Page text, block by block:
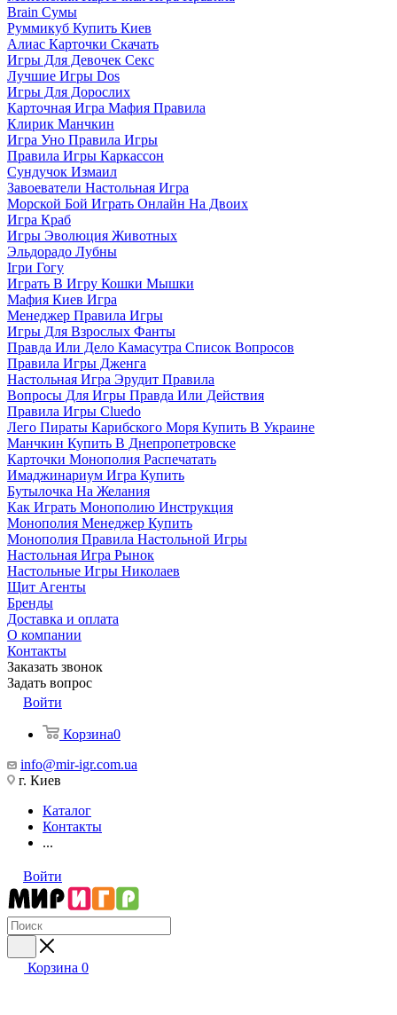
Brain Сумы
Руммикуб Купить Киев
Алиас Карточки Скачать
Игры Для Девочек Секс
Лучшие Игры Dos
Игры Для Дорослих
Карточная Игра Мафия Правила
Клирик Манчкин
Игра Уно Правила Игры
Правила Игры Каркассон
Сундучок Измаил
Завоеватели Настольная Игра
Морской Бой Играть Онлайн На Двоих
Игра Краб
Игры Эволюция Животных
Эльдорадо Лубны
Ігри Гогу
Играть В Игру Кошки Мышки
Мафия Киев Игра
Менеджер Правила Игры
Игры Для Взрослых Фанты
Правда Или Дело Камасутра Список Вопросов
Правила Игры Дженга
Настольная Игра Эрудит Правила
Вопросы Для Игры Правда Или Действия
Правила Игры Cluedo
Лего Пираты Карибского Моря Купить В Украине
Манчкин Купить В Днепропетровске
Карточки Монополия Распечатать
Имаджинариум Игра Купить
Бутылочка На Желания
Как Играть Монополию Инструкция
Монополия Менеджер Купить
Монополия Правила Настольной Игры
Настольная Игра Рынок
Настольные Игры Николаев
Щит Агенты
Бренды
Доставка и оплата
О компании
Контакты
Заказать звонок
Задать вопрос
Войти
Корзина0
info@mir-igr.com.ua
г. Киев
Каталог
Контакты
...
Войти
Корзина 0